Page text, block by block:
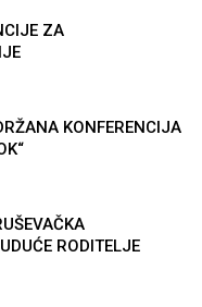
ZA
KONFERENCIJA
RODITELJE